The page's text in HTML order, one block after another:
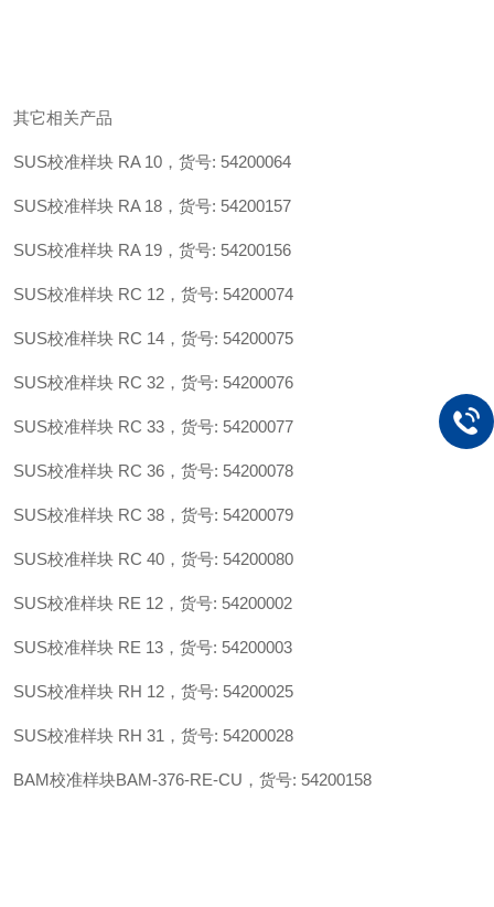
其它相关产品
SUS校准样块 RA 10， 货号: 54200064
SUS校准样块 RA 18， 货号: 54200157
SUS校准样块 RA 19， 货号: 54200156
SUS校准样块 RC 12， 货号: 54200074
SUS校准样块 RC 14， 货号: 54200075
SUS校准样块 RC 32， 货号: 54200076
SUS校准样块 RC 33， 货号: 54200077
SUS校准样块 RC 36， 货号: 54200078
SUS校准样块 RC 38， 货号: 54200079
SUS校准样块 RC 40， 货号: 54200080
SUS校准样块 RE 12， 货号: 54200002
SUS校准样块 RE 13， 货号: 54200003
SUS校准样块 RH 12， 货号: 54200025
SUS校准样块 RH 31， 货号: 54200028
BAM校准样块BAM-376-RE-CU， 货号: 54200158